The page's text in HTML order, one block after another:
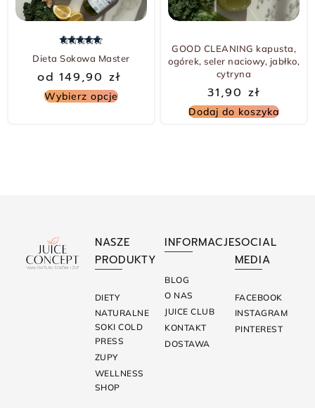
Dieta Sokowa Master
od 149,90 zł
Wybierz opcje
GOOD CLEANING kapusta,
ogórek, seler naciowy, jabłko,
cytryna
31,90 zł
Dodaj do koszyka
NASZE
PRODUKTY
DIETY
NATURALNE
SOKI COLD
PRESS
ZUPY
WELLNESS
SHOP
INFORMACJE
BLOG
O NAS
JUICE CLUB
KONTAKT
DOSTAWA
SOCIAL
MEDIA
FACEBOOK
INSTAGRAM
PINTEREST